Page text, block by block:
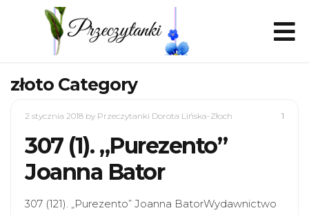
złoto Category
2 stycznia 2018 by Przeczytanki Dorota Lińska-Złoch 1
307 (1). „Purezento”
Joanna Bator
307 (121). „Purezento” Joanna BatorWydawnictwo